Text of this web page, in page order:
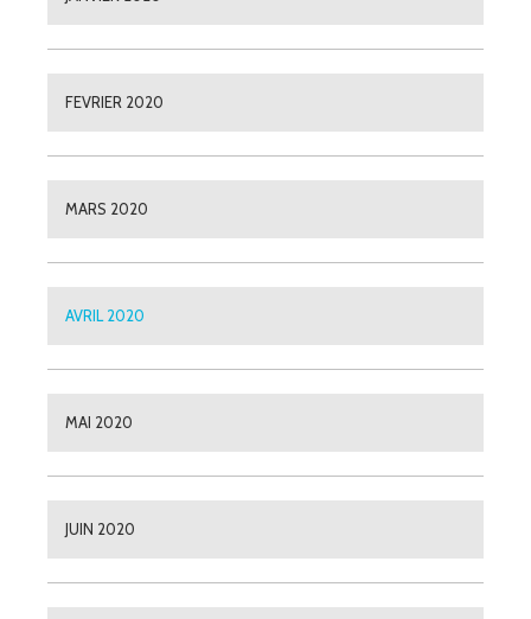
FEVRIER 2020
MARS 2020
AVRIL 2020
MAI 2020
JUIN 2020